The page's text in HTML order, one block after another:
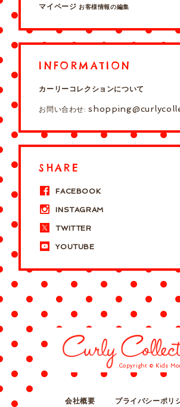
マイページ お客様情報の編集
INFORMATION
カーリーコレクションについて
お問い合わせ:
SHARE
FACEBOOK
INSTAGRAM
TWITTER
YOUTUBE
Copyright © Kids
会社概要 プライバシーポリ